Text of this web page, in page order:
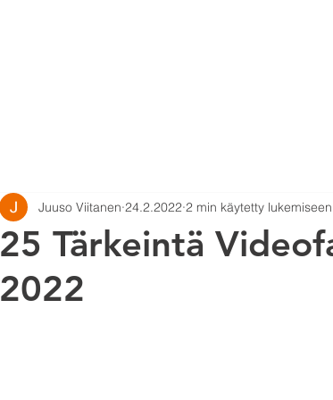
25 Tärkeintä
2022
Juuso Viitanen 24.2.2022 2 min käytetty lukemiseen